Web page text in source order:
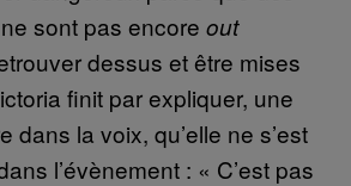
sont pas encore out
dessus et être mises
finit par expliquer, une
dans la voix, qu’elle ne s’est
l’évènement : « C’est pas